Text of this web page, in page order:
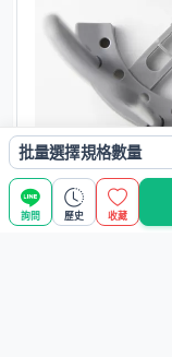
批量選擇規格數量
詢問 歷史 收藏